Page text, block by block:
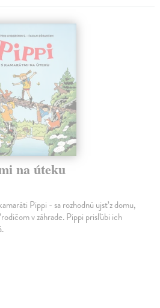
na úteku
Pippi - sa rozhodnú ujsť z domu,
v záhrade. Pippi prisľúbi ich